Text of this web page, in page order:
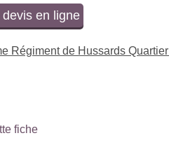
en ligne
Régiment de Hussards
fiche